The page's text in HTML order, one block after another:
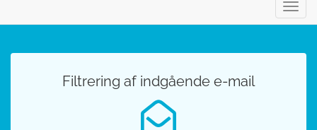
Skift
Filtrering af indgående e-mail